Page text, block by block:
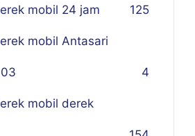
mobil 24 jam 125
mobil Antasari
4
mobil derek